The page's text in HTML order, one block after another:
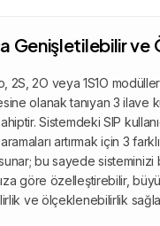
Genişletilebilir ve
2S, 2O veya 1S1O
olanak tanıyan 3 ilave
Sistemdeki SIP
artırmak için 3 farklı
bu sayede sisteminizi
göre özelleştirebilir,
ve ölçeklenebilirlik